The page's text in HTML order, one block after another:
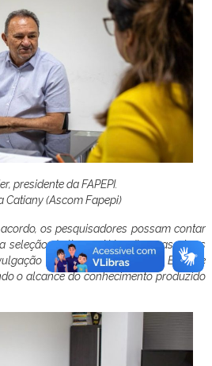
presidente da FAPEPI.
Catiany (Ascom Fapepi)
os pesquisadores possam contar
seleção de livros. Além disso, as obras
em feiras literárias pelo Brasil e
o alcance do conhecimento produzido